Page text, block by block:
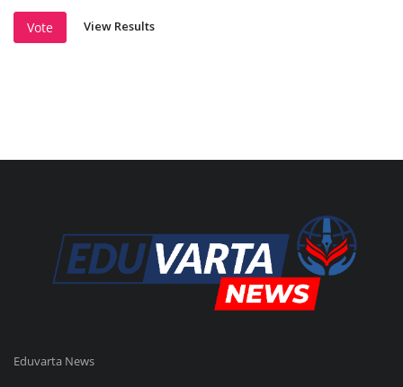
Vote View Results
Eduvarta News